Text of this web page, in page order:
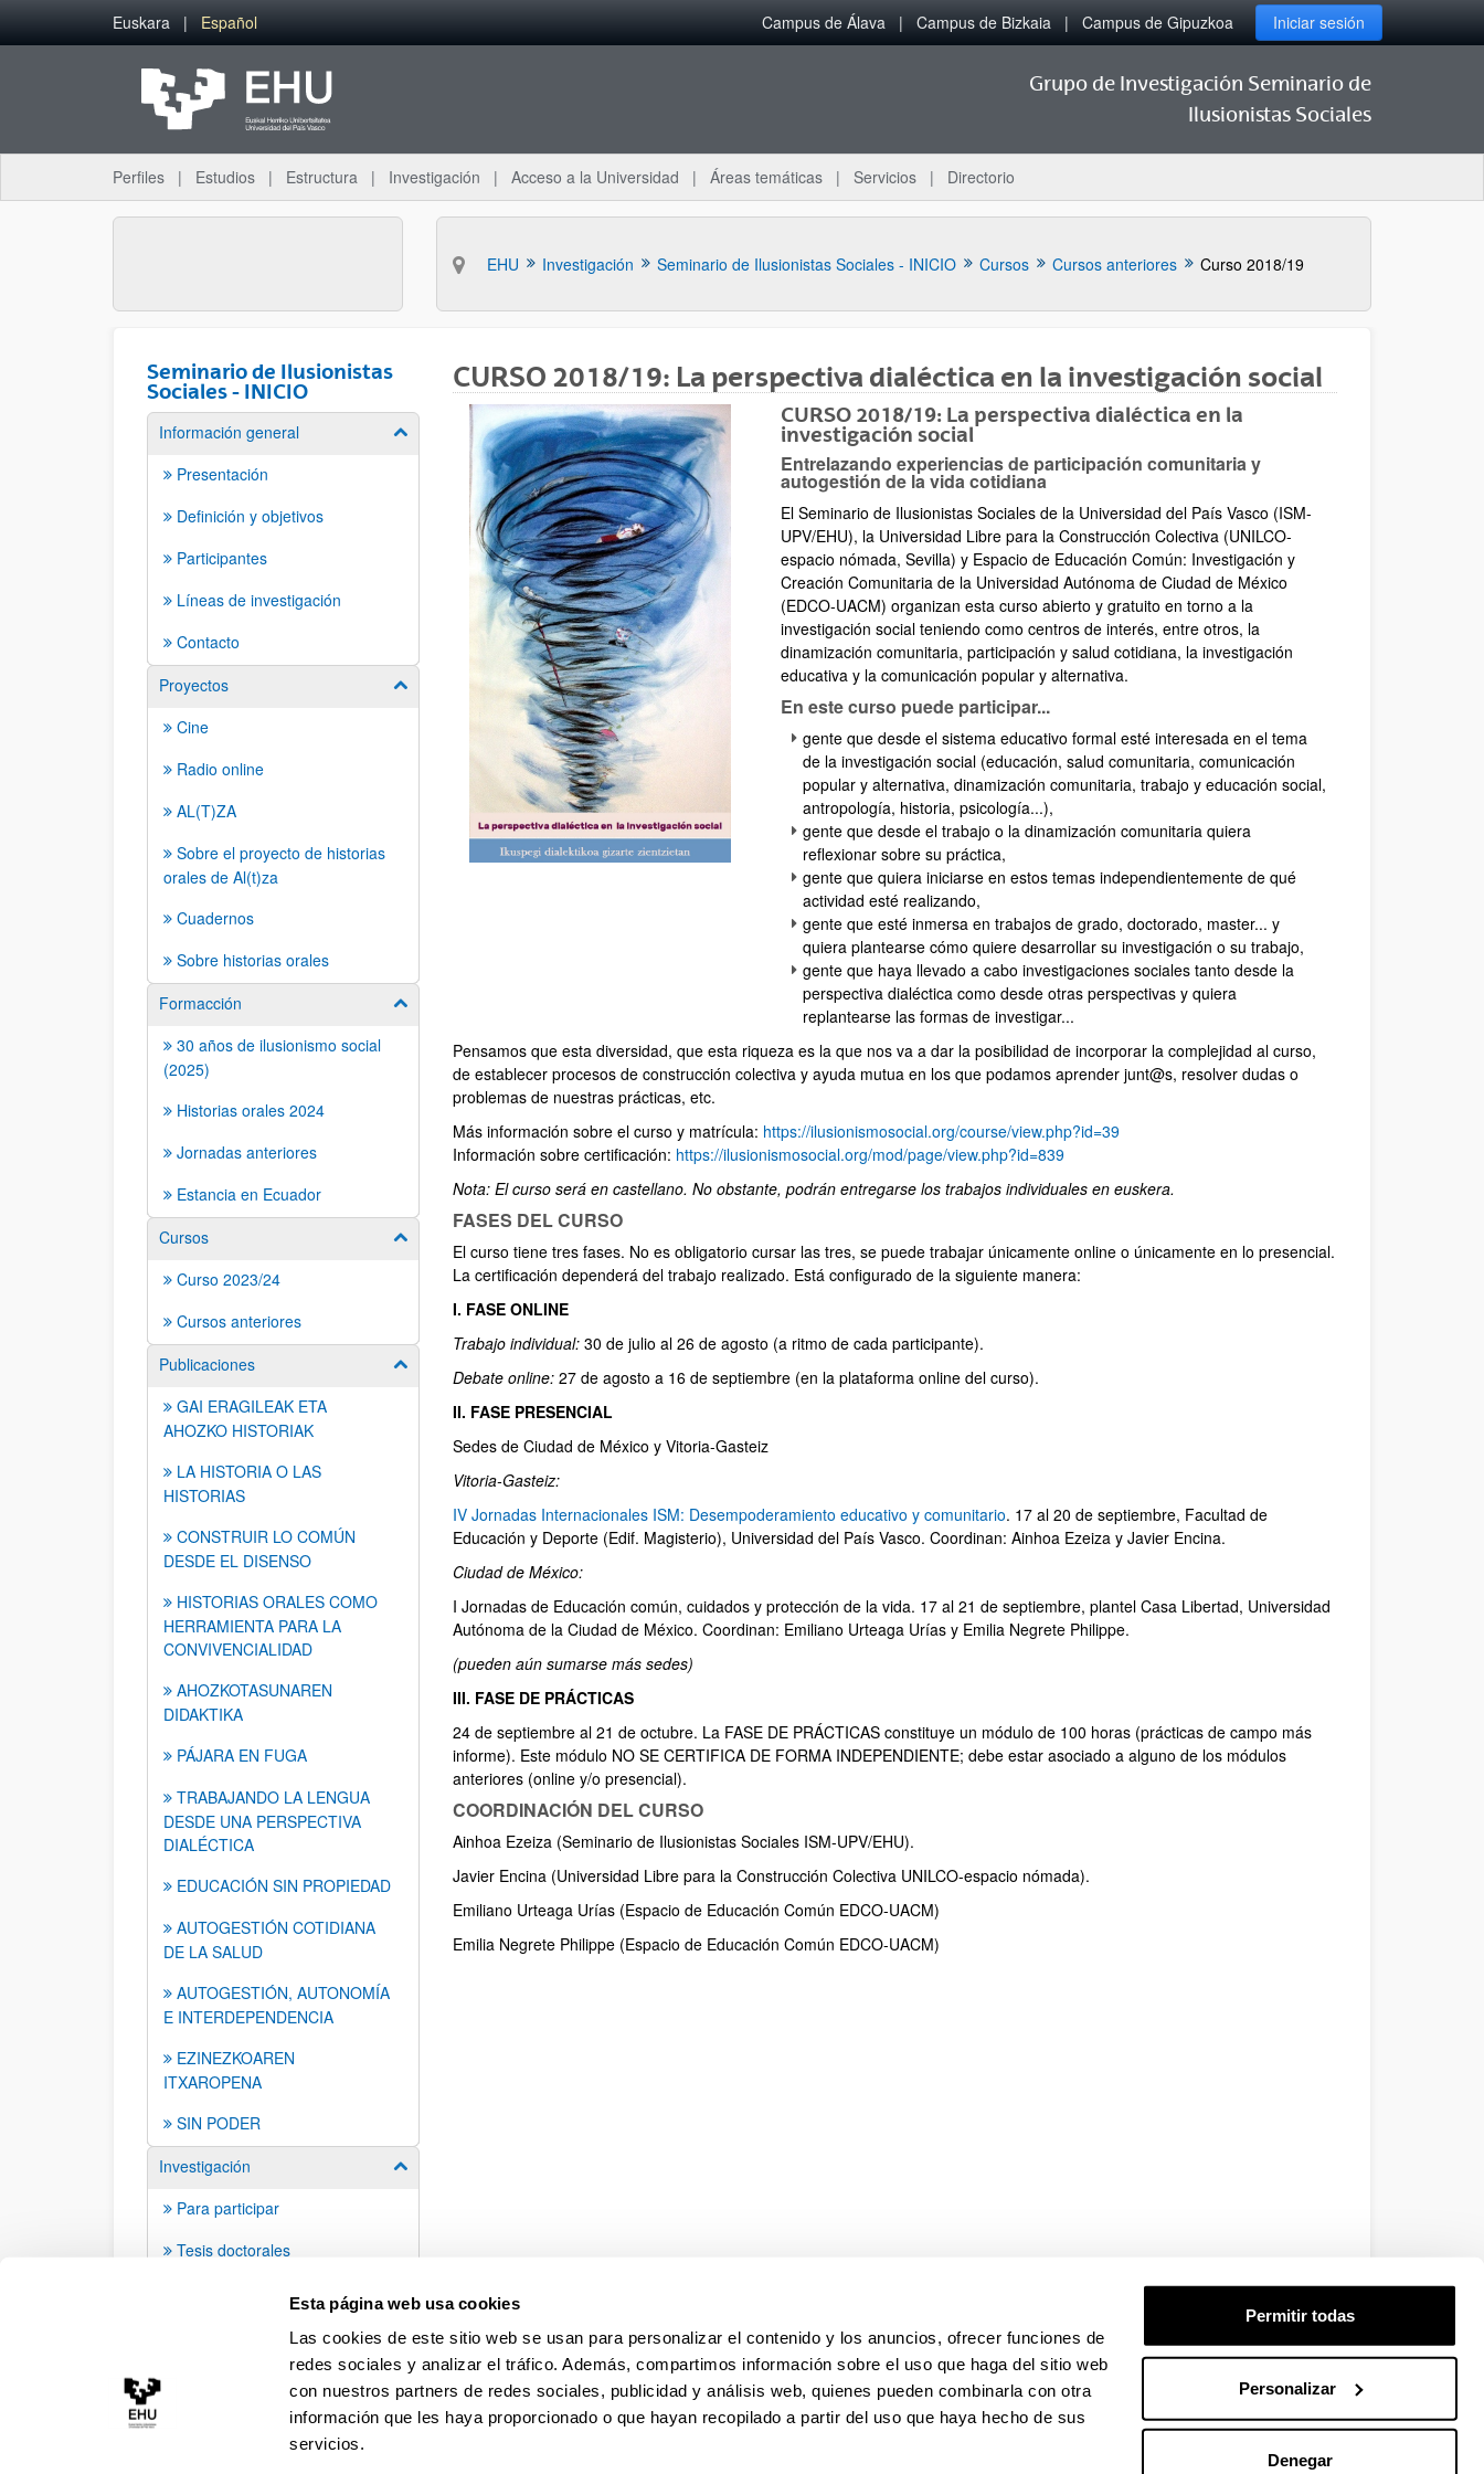
Esta página web usa cookies
Las cookies de este sitio web se usan para personalizar el contenido y los anuncios, ofrecer funciones de
redes sociales y analizar el tráfico. Además, compartimos información sobre el uso que haga del sitio web
con nuestros partners de redes sociales, publicidad y análisis web, quienes pueden combinarla con otra
información que les haya proporcionado o que hayan recopilado a partir del uso que haya hecho de sus
servicios.
Permitir todas
Personalizar
Denegar
Saltar al contenido principal
Euskara Español Campus de Álava Campus de Bizkaia Campus de Gipuzkoa Iniciar sesión
Grupo de Investigación Seminario de
Ilusionistas Sociales
Perfiles Estudios Estructura Investigación Acceso a la Universidad Áreas temáticas Servicios Directorio
EHU Investigación Seminario de Ilusionistas Sociales - INICIO Cursos Cursos anteriores Curso 2018/19
Seminario de Ilusionistas
Sociales - INICIO
Información general Mostrar/ocultar subpáginas
Presentación
Definición y objetivos
Participantes
Líneas de investigación
Contacto
Proyectos
Mostrar/ocultar subpáginas
Cine
Radio online
AL(T)ZA
Sobre el proyecto de historias
orales de Al(t)za
Cuadernos
Sobre historias orales
Formacción
Mostrar/ocultar subpáginas
30 años de ilusionismo social
(2025)
Historias orales 2024
Jornadas anteriores
Estancia en Ecuador
Cursos
Mostrar/ocultar subpáginas
Curso 2023/24
Cursos anteriores
Publicaciones
Mostrar/ocultar subpáginas
GAI ERAGILEAK ETA
AHOZKO HISTORIAK
LA HISTORIA O LAS
HISTORIAS
CONSTRUIR LO COMÚN
DESDE EL DISENSO
HISTORIAS ORALES COMO
HERRAMIENTA PARA LA
CONVIVENCIALIDAD
AHOZKOTASUNAREN
DIDAKTIKA
PÁJARA EN FUGA
TRABAJANDO LA LENGUA
DESDE UNA PERSPECTIVA
DIALÉCTICA
EDUCACIÓN SIN PROPIEDAD
AUTOGESTIÓN COTIDIANA
DE LA SALUD
AUTOGESTIÓN, AUTONOMÍA
E INTERDEPENDENCIA
EZINEZKOAREN
ITXAROPENA
SIN PODER
Investigación
Mostrar/ocultar subpáginas
Para participar
Tesis doctorales
CURSO 2018/19: La perspectiva dialéctica en la investigación social
CURSO 2018/19: La perspectiva dialéctica en la
investigación social
Entrelazando experiencias de participación comunitaria y
autogestión de la vida cotidiana
El Seminario de Ilusionistas Sociales de la Universidad del País Vasco (ISM-
UPV/EHU), la Universidad Libre para la Construcción Colectiva (UNILCO-
espacio nómada, Sevilla) y Espacio de Educación Común: Investigación y
Creación Comunitaria de la Universidad Autónoma de Ciudad de México
(EDCO-UACM) organizan esta curso abierto y gratuito en torno a la
investigación social teniendo como centros de interés, entre otros, la
dinamización comunitaria, participación y salud cotidiana, la investigación
educativa y la comunicación popular y alternativa.
En este curso puede participar...
gente que desde el sistema educativo formal esté interesada en el tema
de la investigación social (educación, salud comunitaria, comunicación
popular y alternativa, dinamización comunitaria, trabajo y educación social,
antropología, historia, psicología...),
gente que desde el trabajo o la dinamización comunitaria quiera
reflexionar sobre su práctica,
gente que quiera iniciarse en estos temas independientemente de qué
actividad esté realizando,
gente que esté inmersa en trabajos de grado, doctorado, master... y
quiera plantearse cómo quiere desarrollar su investigación o su trabajo,
gente que haya llevado a cabo investigaciones sociales tanto desde la
perspectiva dialéctica como desde otras perspectivas y quiera
replantearse las formas de investigar...
Pensamos que esta diversidad, que esta riqueza es la que nos va a dar la posibilidad de incorporar la complejidad al curso,
de establecer procesos de construcción colectiva y ayuda mutua en los que podamos aprender junt@s, resolver dudas o
problemas de nuestras prácticas, etc.
Más información sobre el curso y matrícula: https://ilusionismosocial.org/course/view.php?id=39
Información sobre certificación: https://ilusionismosocial.org/mod/page/view.php?id=839
Nota: El curso será en castellano. No obstante, podrán entregarse los trabajos individuales en euskera.
FASES DEL CURSO
El curso tiene tres fases. No es obligatorio cursar las tres, se puede trabajar únicamente online o únicamente en lo presencial.
La certificación dependerá del trabajo realizado. Está configurado de la siguiente manera:
I. FASE ONLINE
Trabajo individual: 30 de julio al 26 de agosto (a ritmo de cada participante).
Debate online: 27 de agosto a 16 de septiembre (en la plataforma online del curso).
II. FASE PRESENCIAL
Sedes de Ciudad de México y Vitoria-Gasteiz
Vitoria-Gasteiz:
IV Jornadas Internacionales ISM: Desempoderamiento educativo y comunitario. 17 al 20 de septiembre, Facultad de
Educación y Deporte (Edif. Magisterio), Universidad del País Vasco. Coordinan: Ainhoa Ezeiza y Javier Encina.
Ciudad de México:
I Jornadas de Educación común, cuidados y protección de la vida. 17 al 21 de septiembre, plantel Casa Libertad, Universidad
Autónoma de la Ciudad de México. Coordinan: Emiliano Urteaga Urías y Emilia Negrete Philippe.
(pueden aún sumarse más sedes)
III. FASE DE PRÁCTICAS
24 de septiembre al 21 de octubre. La FASE DE PRÁCTICAS constituye un módulo de 100 horas (prácticas de campo más
informe). Este módulo NO SE CERTIFICA DE FORMA INDEPENDIENTE; debe estar asociado a alguno de los módulos
anteriores (online y/o presencial).
COORDINACIÓN DEL CURSO
Ainhoa Ezeiza (Seminario de Ilusionistas Sociales ISM-UPV/EHU).
Javier Encina (Universidad Libre para la Construcción Colectiva UNILCO-espacio nómada).
Emiliano Urteaga Urías (Espacio de Educación Común EDCO-UACM)
Emilia Negrete Philippe (Espacio de Educación Común EDCO-UACM)